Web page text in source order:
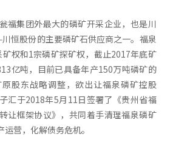
福集团外最大的磷矿开采企业，也是川
恒股份的主要磷矿石供应商之一。福泉
权和1宗磷矿探矿权，截止2017年底矿
亿吨，目前已具备年产150万吨磷矿的
股东战略调整，欲出让福泉磷矿控股
汇于2018年5月11日签署了《贵州省福
让框架协议》，共同着手清理福泉磷矿
营，化解债务危机。